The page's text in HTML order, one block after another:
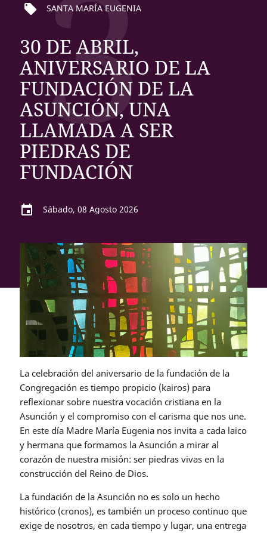
local_offer SANTA MARÍA EUGENIA
30 DE ABRIL,
ANIVERSARIO DE LA
FUNDACIÓN DE LA
ASUNCIÓN, UNA
LLAMADA A SER
PIEDRAS DE
FUNDACIÓN
3
event Sábado, 08 Agosto 2026
La celebración del aniversario de la fundación de la
Congregación es tiempo propicio (kairos) para
reflexionar sobre nuestra vocación cristiana en la
Asunción y el compromiso con el carisma que nos une.
En este día Madre María Eugenia nos invita a cada laico
y hermana que formamos la Asunción a mirar al
corazón de nuestra misión: ser piedras vivas en la
construcción del Reino de Dios.
La fundación de la Asunción no es solo un hecho
histórico (cronos), es también un proceso continuo que
exige de nosotros, en cada tiempo y lugar, una entrega